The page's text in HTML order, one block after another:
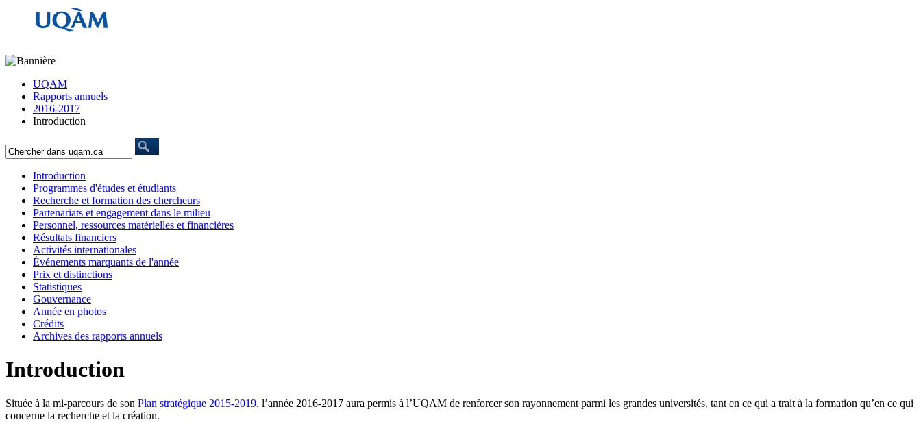
UQAM
Rapports annuels
2016-2017
Introduction
Introduction
Programmes d'études et étudiants
Recherche et formation des chercheurs
Partenariats et engagement dans le milieu
Personnel, ressources matérielles et financières
Résultats financiers
Activités internationales
Événements marquants de l'année
Prix et distinctions
Statistiques
Gouvernance
Année en photos
Crédits
Archives des rapports annuels
Introduction
Située à la mi-parcours de son Plan stratégique 2015-2019, l’année 2016-2017 aura permis à l’UQAM de renforcer son rayonnement parmi les grandes universités, tant en ce qui a trait à la formation qu’en ce qui
concerne la recherche et la création.